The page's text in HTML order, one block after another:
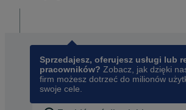
Sprzedajesz, oferujesz usługi lub
pracowników? Zobacz, jak dzięki
firm możesz dotrzeć do milionów
swoje cele.